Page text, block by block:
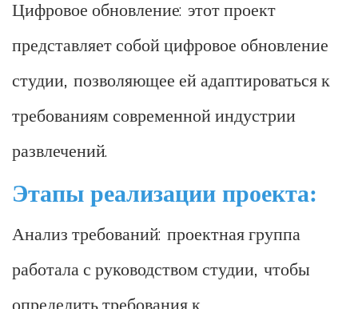
Цифровое обновление: этот проект
представляет собой цифровое обновление
студии, позволяющее ей адаптироваться к
требованиям современной индустрии
развлечений.
Этапы реализации проекта:
Анализ требований: проектная группа
работала с руководством студии, чтобы